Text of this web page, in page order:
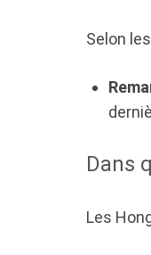
Selon
Dans
Les